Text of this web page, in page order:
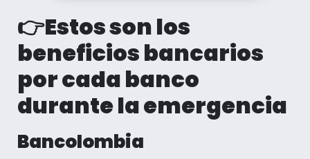
👉Estos son los
beneficios bancarios
por cada banco
durante la emergencia
Bancolombia